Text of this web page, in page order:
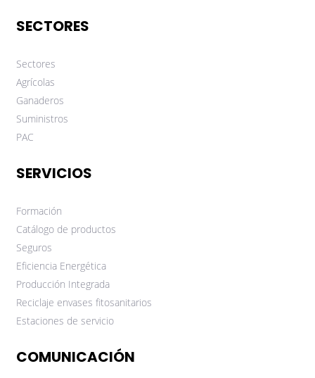
SECTORES
Sectores
Agrícolas
Ganaderos
Suministros
PAC
SERVICIOS
Formación
Catálogo de productos
Seguros
Eficiencia Energética
Producción Integrada
Reciclaje envases fitosanitarios
Estaciones de servicio
COMUNICACIÓN